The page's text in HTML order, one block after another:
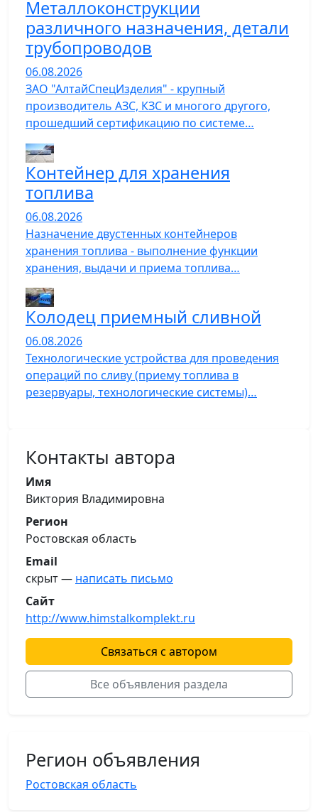
Металлоконструкции
различного назначения, детали
трубопроводов
06.08.2026
ЗАО "АлтайСпецИзделия" - крупный
производитель АЗС, КЗС и многого другого,
прошедший сертификацию по системе…
Контейнер для хранения
топлива
06.08.2026
Назначение двустенных контейнеров
хранения топлива - выполнение функции
хранения, выдачи и приема топлива…
Колодец приемный сливной
06.08.2026
Технологические устройства для проведения
операций по сливу (приему топлива в
резервуары, технологические системы)…
Контакты автора
Имя
Виктория Владимировна
Регион
Ростовская область
Email
скрыт — написать письмо
Сайт
http://www.himstalkomplekt.ru
Связаться с автором
Все объявления раздела
Регион объявления
Ростовская область